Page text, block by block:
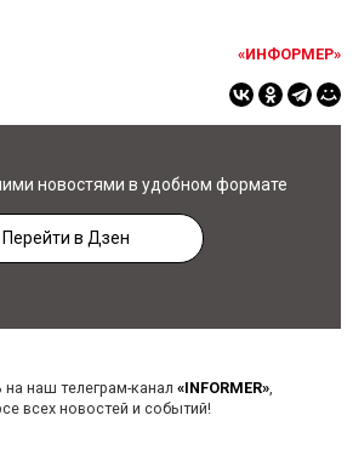
«ИНФОРМЕР»
новостями в удобном формате
Перейти в Дзен
наш телеграм-канал «INFORMER»,
всех новостей и событий!